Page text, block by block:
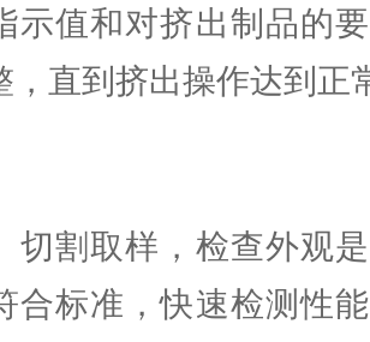
示值和对挤出制品的
，直到挤出操作达到正
割取样，检查外观是
合标准，快速检测性